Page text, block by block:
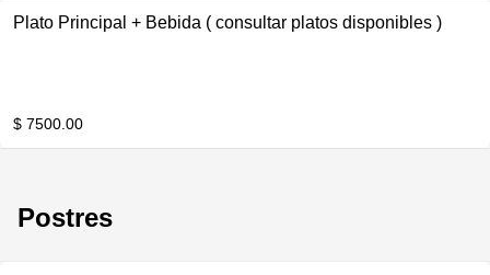
Plato Principal + Bebida ( consultar platos disponibles )
$ 7500.00
Postres